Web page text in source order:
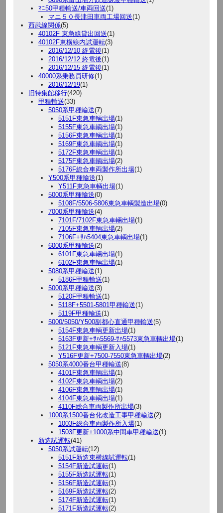
ﾏﾆ50甲種輸送/車両回送(1)
マニ５０長津田車両工場回送(1)
西武線関係(5)
40102F 東急線貸出回送(1)
40102F東横線内試運転(3)
2016/12/10 終電後(1)
2016/12/12 終電後(1)
2016/12/15 終電後(1)
40000系乗務員研修(1)
2016/12/19(1)
旧特集館移行(420)
甲種輸送(33)
5050系甲種輸送(7)
5151F東急車輛出場(1)
5155F東急車輌出場(1)
5156F東急車輛出場(1)
5169F東急車輌出場(1)
5172F東急車輌出場(1)
5175F東急車輌出場(2)
5176F総合車両製作所出場(1)
Y500系甲種輸送(1)
Y511F東急車輌出場(1)
5000系甲種輸送(0)
5108F/5506-5806東急車輌製造出場(0)
7000系甲種輸送(4)
7101F/7102F東急車輛出場(1)
7105F東急車輌出場(2)
7106F+ｻﾊ5404東急車輌出場(1)
6000系甲種輸送(2)
6101F東急車輛出場(1)
6102F東急車輛出場(1)
5080系甲種輸送(1)
5186F甲種輸送(1)
5000系甲種輸送(3)
5120F甲種輸送(1)
5118F+5501-5801甲種輸送(1)
5119F甲種輸送(1)
5000/5050/Y500副都心直通甲種輸送(5)
5154F東急車輌更新出場(1)
5163F更新+ｻﾊ5569-ｻﾊ5573東急車輌出場(1)
5121F東急車輌更新入場(1)
Y516F更新+7500-7550東急車輌出場(2)
5050系4000番台甲種輸送(8)
4101F東急車輌出場(1)
4102F東急車輌出場(2)
4106F東急車輌出場(1)
4104F東急車輌出場(1)
4110F総合車両製作所出場(3)
1000系1500番台化改造工事甲種輸送(2)
1003F総合車両製作所入場(1)
1503F更新+1000系中間車甲種輸送(1)
新造試運転(41)
5050系試運転(12)
5151F新造東横線試運転(1)
5154F新造試運転(1)
5155F新造試運転(1)
5156F新造試運転(1)
5169F新造試運転(2)
5174F新造試運転(1)
5171F新造試運転(2)